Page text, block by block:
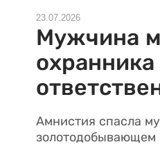
23.07.2026
Мужчина
Амнистия спасла
золотодобывающем